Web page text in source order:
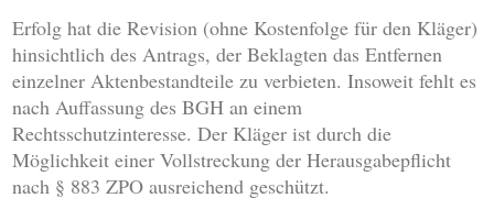
Erfolg hat die Revision (ohne Kostenfolge für den Kläger)
hinsichtlich des Antrags, der Beklagten das Entfernen
einzelner Aktenbestandteile zu verbieten. Insoweit fehlt es
nach Auffassung des BGH an einem
Rechtsschutzinteresse. Der Kläger ist durch die
Möglichkeit einer Vollstreckung der Herausgabepflicht
nach § 883 ZPO ausreichend geschützt.